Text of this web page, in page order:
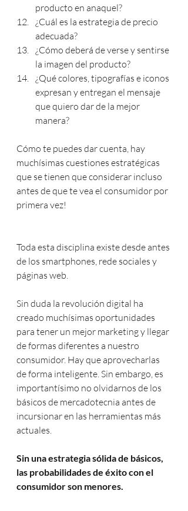
producto en anaquel?
¿Cuál es la estrategia de precio
adecuada?
¿Cómo deberá de verse y sentirse
la imagen del producto?
¿Qué colores, tipografías e iconos
expresan y entregan el mensaje
que quiero dar de la mejor
manera?
Cómo te puedes dar cuenta, hay
muchísimas cuestiones estratégicas
que se tienen que considerar incluso
antes de que te vea el consumidor por
primera vez!
Toda esta disciplina existe desde antes
de los smartphones, rede sociales y
páginas web.
Sin duda la revolución digital ha
creado muchísimas oportunidades
para tener un mejor marketing y llegar
de formas diferentes a nuestro
consumidor. Hay que aprovecharlas
de forma inteligente. Sin embargo, es
importantísimo no olvidarnos de los
básicos de mercadotecnia antes de
incursionar en las herramientas más
actuales.
Sin una estrategia sólida de básicos,
las probabilidades de éxito con el
consumidor son menores.